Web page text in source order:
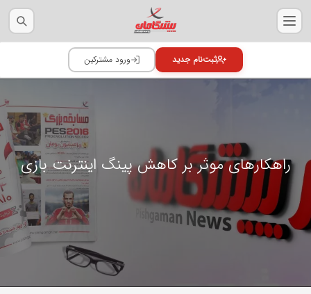
راهکارهای موثر بر کاهش پینگ اینترنت بازی